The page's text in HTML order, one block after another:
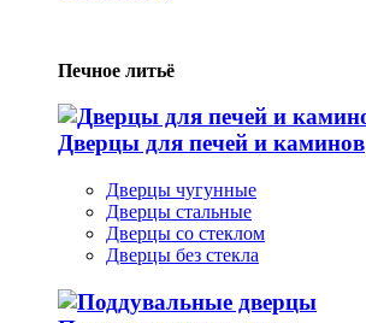
Печное литьё
Дверцы для печей и каминов
Дверцы чугунные
Дверцы стальные
Дверцы со стеклом
Дверцы без стекла